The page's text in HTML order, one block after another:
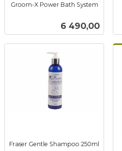
Groom-X Power Bath System
Pris
6 490,00
Fraser Gentle Shampoo 250ml